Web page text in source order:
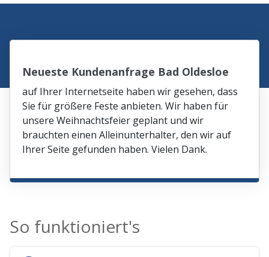
Neueste Kundenanfrage Bad Oldesloe
auf Ihrer Internetseite haben wir gesehen, dass
Sie für größere Feste anbieten. Wir haben für
unsere Weihnachtsfeier geplant und wir
brauchten einen Alleinunterhalter, den wir auf
Ihrer Seite gefunden haben. Vielen Dank.
So funktioniert's